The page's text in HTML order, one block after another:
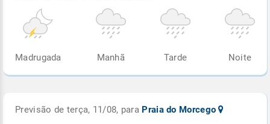
Madrugada Manhã Tarde Noite
Previsão de terça, 11/08, para Praia do Morcego